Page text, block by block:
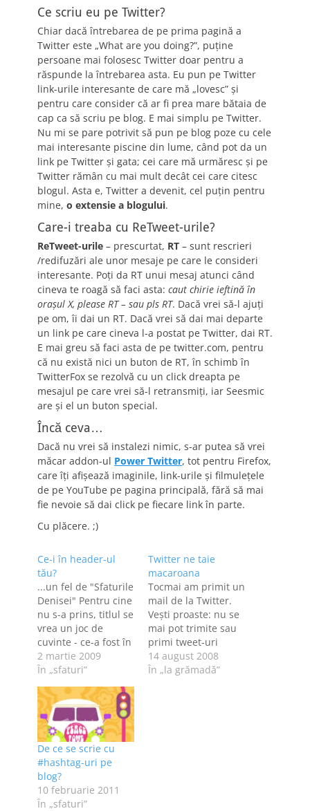
Ce scriu eu pe Twitter?
Chiar dacă întrebarea de pe prima pagină a
Twitter este „What are you doing?”, puţine
persoane mai folosesc Twitter doar pentru a
răspunde la întrebarea asta. Eu pun pe Twitter
link-urile interesante de care mă „lovesc” şi
pentru care consider că ar fi prea mare bătaia de
cap ca să scriu pe blog. E mai simplu pe Twitter.
Nu mi se pare potrivit să pun pe blog poze cu cele
mai interesante piscine din lume, când pot da un
link pe Twitter şi gata; cei care mă urmăresc şi pe
Twitter rămân cu mai mult decât cei care citesc
blogul. Asta e, Twitter a devenit, cel puţin pentru
mine, o extensie a blogului.
Care-i treaba cu ReTweet-urile?
ReTweet-urile – prescurtat, RT – sunt rescrieri
/redifuzări ale unor mesaje pe care le consideri
interesante. Poţi da RT unui mesaj atunci când
cineva te roagă să faci asta: caut chirie ieftină în
oraşul X, please RT – sau pls RT. Dacă vrei să-l ajuţi
pe om, îi dai un RT. Dacă vrei să dai mai departe
un link pe care cineva l-a postat pe Twitter, dai RT.
E mai greu să faci asta de pe twitter.com, pentru
că nu există nici un buton de RT, în schimb în
TwitterFox se rezolvă cu un click dreapta pe
mesajul pe care vrei să-l retransmiţi, iar Seesmic
are şi el un buton special.
Încă ceva…
Dacă nu vrei să instalezi nimic, s-ar putea să vrei
măcar addon-ul Power Twitter, tot pentru Firefox,
care îţi afişează imaginile, link-urile şi filmuleţele
de pe YouTube pe pagina principală, fără să mai
fie nevoie să dai click pe fiecare link în parte.
Cu plăcere. ;)
Ce-i în header-ul
tău?
...un fel de "Sfaturile
Denisei" Pentru cine
nu s-a prins, titlul se
vrea un joc de
cuvinte - ce-a fost în
capul tău de ţi-ai
făcut un astfel de
header la blog?
Ideea acestui post
mi-a venit când,
ajunsă din
întâmplare şi cel
mai probabil de la
Zoso pe blogul…
2 martie 2009
În „sfaturi”
Twitter ne taie
macaroana
Tocmai am primit un
mail de la Twitter.
Veşti proaste: nu se
mai pot trimite sau
primi tweet-uri
[update-uri, cum
vreţi să le ziceţi]
14 august 2008
În „la grămadă”
De ce se scrie cu
#hashtag-uri pe
blog?
10 februarie 2011
În „sfaturi”